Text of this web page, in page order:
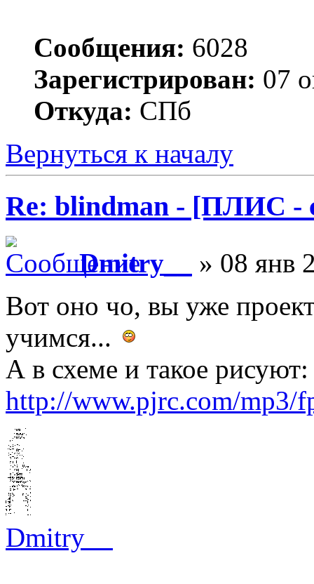
Сообщения: 6028
Зарегистрирован: 07
Откуда: СПб
Вернуться к началу
Re: blindman - [ПЛИС -
Dmitry__
» 08 янв
Вот оно чо, вы уже
учимся...
А в схеме и такое рисуют:
http://www.pjrc.com/mp3/
Dmitry__